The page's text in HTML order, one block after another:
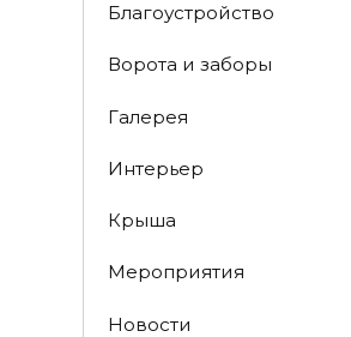
Благоустройство
Ворота и заборы
Галерея
Интерьер
Крыша
Мероприятия
Новости